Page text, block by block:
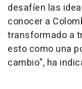
desafíen las
conocer a
transformado a
esto como una
cambio", ha